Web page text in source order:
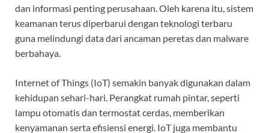
dan informasi penting perusahaan. Oleh karena itu, sistem
keamanan terus diperbarui dengan teknologi terbaru
guna melindungi data dari ancaman peretas dan malware
berbahaya.
Internet of Things (IoT) semakin banyak digunakan dalam
kehidupan sehari-hari. Perangkat rumah pintar, seperti
lampu otomatis dan termostat cerdas, memberikan
kenyamanan serta efisiensi energi. IoT juga membantu